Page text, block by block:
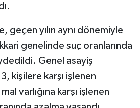
geçen yılın aynı dönemiyle
genelinde suç oranlarında
Genel asayiş
kişilere karşı işlenen
varlığına karşı işlenen